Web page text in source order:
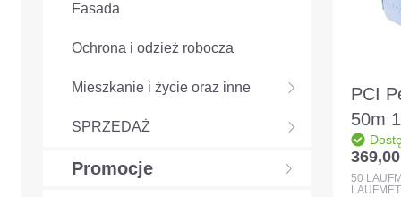
Fasada
Ochrona i odzież robocza
Mieszkanie i życie oraz inne
SPRZEDAŻ
Promocje
PCI
50m
Cena
50